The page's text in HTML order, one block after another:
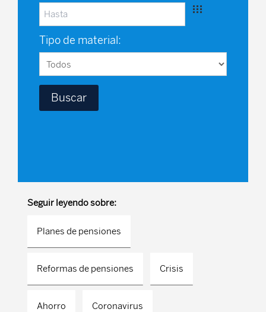
Tipo de material:
Seguir leyendo sobre:
Planes de pensiones
Reformas de pensiones Crisis
Ahorro Coronavirus